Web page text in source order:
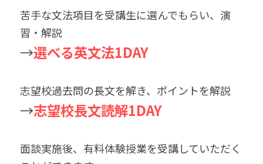
苦手な文法項目を受講生に選んでもらい、演
習・解説
→選べる英文法1DAY
志望校過去問の長文を解き、ポイントを解説
→志望校長文読解1DAY
面談実施後、有料体験授業を受講していただく